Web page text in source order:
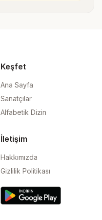
Keşfet
Ana Sayfa
Sanatçılar
Alfabetik Dizin
İletişim
Hakkımızda
Gizlilik Politikası